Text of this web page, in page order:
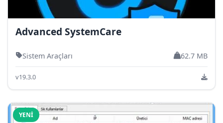
Advanced SystemCare
Sistem Araçları 62.7 MB
v19.3.0
YENI